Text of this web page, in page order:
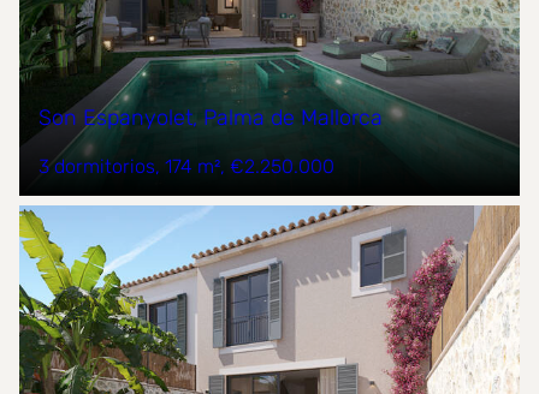
Son Espanyolet, Palma de Mallorca
3 dormitorios 174 m² €2.250.000